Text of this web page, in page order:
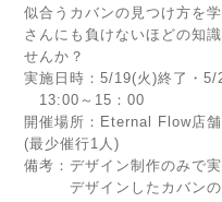
似合うカバンの見つけ方を
さんにも負けないほどの知
せんか？
実施日時：5/19(火)終了・
13:00～15：00
開催場所：Eternal Flow
(最少催行1人)
備考：デザイン制作のみで
デザインしたカバンの